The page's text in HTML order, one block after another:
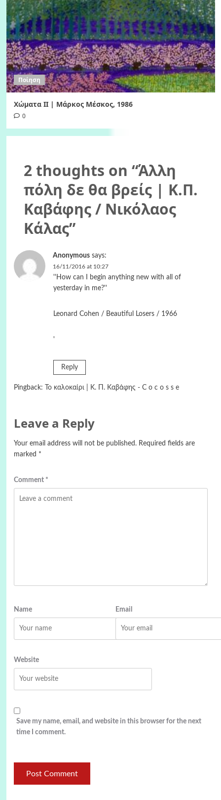
Ποίηση
Χώματα II | Μάρκος Μέσκος, 1986
0
2 thoughts on “Άλλη
πόλη δε θα βρείς | Κ.Π.
Καβάφης / Νικόλαος
Κάλας”
Anonymous says:
16/11/2016 at 10:27
''How can I begin anything new with all of
yesterday in me?''
Leonard Cohen / Beautiful Losers / 1966
'
Reply
Pingback: Το καλοκαίρι | Κ. Π. Καβάφης - C o c o s s e
Leave a Reply
Your email address will not be published. Required fields are
marked *
Comment *
Name Email
Website
Save my name, email, and website in this browser for the next
time I comment.